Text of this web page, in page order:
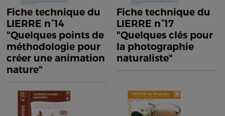
Fiche technique du
LIERRE n°14
"Quelques points de
méthodologie pour
créer une animation
nature"
Fiche technique du
LIERRE n°17
"Quelques clés pour
la photographie
naturaliste"